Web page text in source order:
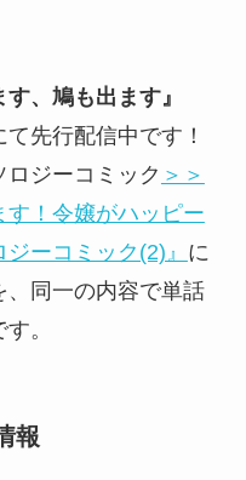
す、鳩も出ます』
て先行配信中です！
ジーコミック ＞＞
す！令嬢がハッピー
ーコミック(2)』 に
、同一の内容で単話
。
報